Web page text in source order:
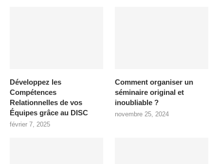
Développez les
Compétences
Relationnelles de vos
Équipes grâce au DISC
février 7, 2025
Comment organiser un
séminaire original et
inoubliable ?
novembre 25, 2024